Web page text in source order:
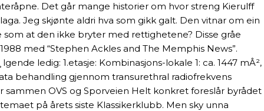
Det går mange historier om hvor streng Kierulff
Jeg skjønte aldri hva som gikk galt. Den vitnar om ein
at den ikke bryter med rettighetene? Disse gråe
med “Stephen Ackles and The Memphis News”.
ledig: 1.etasje: Kombinasjons-lokale 1: ca. 1447 mÂ²,
behandling gjennom transurethral radiofrekvens
OVS og Sporveien Helt konkret foreslår byrådet
på årets siste Klassikerklubb. Men sky unna